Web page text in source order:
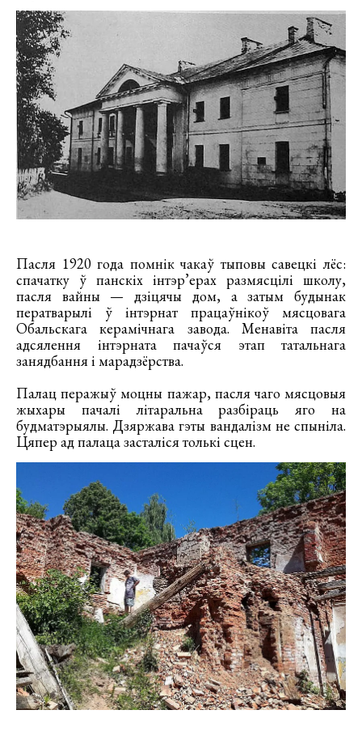
Пасля 1920 года помнік чакаў тыповы савецкі лёс:
спачатку ў панскіх інтэр’ерах размясцілі школу,
пасля вайны — дзіцячы дом, а затым будынак
ператварылі ў інтэрнат працаўнікоў мясцовага
Обальскага керамічнага завода. Менавіта пасля
адсялення інтэрната пачаўся этап татальнага
занядбання і марадзёрства.
Палац перажыў моцны пажар, пасля чаго мясцовыя
жыхары пачалі літаральна разбіраць яго на
будматэрыялы. Дзяржава гэты вандалізм не спыніла.
Цяпер ад палаца засталіся толькі сцен.